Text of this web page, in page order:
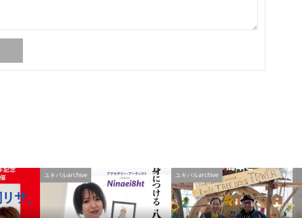
ユキパルarchive ユキパルarchive